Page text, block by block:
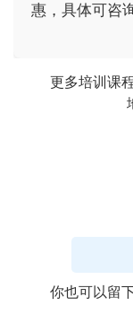
惠，具体可咨
更多培训课
你也可以留